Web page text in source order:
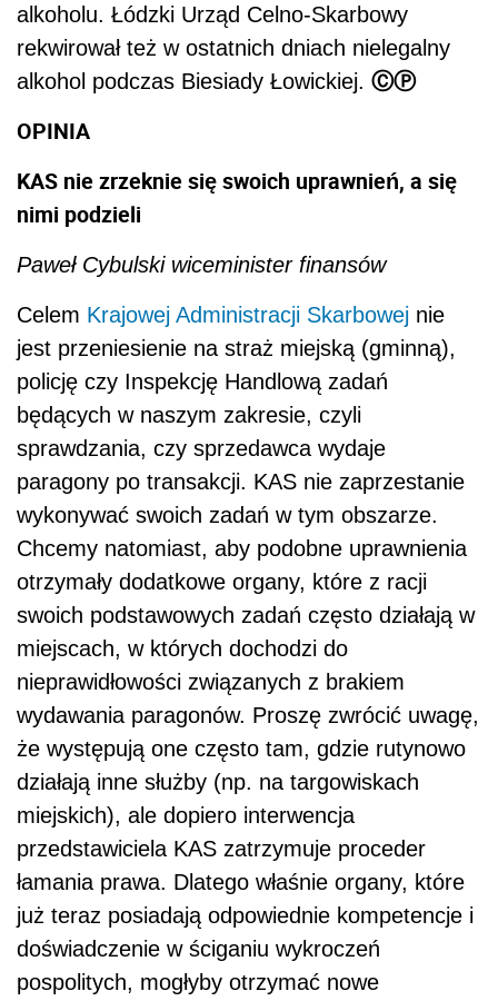
alkoholu. Łódzki Urząd Celno-Skarbowy
rekwirował też w ostatnich dniach nielegalny
alkohol podczas Biesiady Łowickiej. ⒸⓅ
OPINIA
KAS nie zrzeknie się swoich uprawnień, a się
nimi podzieli
Paweł Cybulski wiceminister finansów
Celem Krajowej Administracji Skarbowej nie
jest przeniesienie na straż miejską (gminną),
policję czy Inspekcję Handlową zadań
będących w naszym zakresie, czyli
sprawdzania, czy sprzedawca wydaje
paragony po transakcji. KAS nie zaprzestanie
wykonywać swoich zadań w tym obszarze.
Chcemy natomiast, aby podobne uprawnienia
otrzymały dodatkowe organy, które z racji
swoich podstawowych zadań często działają w
miejscach, w których dochodzi do
nieprawidłowości związanych z brakiem
wydawania paragonów. Proszę zwrócić uwagę,
że występują one często tam, gdzie rutynowo
działają inne służby (np. na targowiskach
miejskich), ale dopiero interwencja
przedstawiciela KAS zatrzymuje proceder
łamania prawa. Dlatego właśnie organy, które
już teraz posiadają odpowiednie kompetencje i
doświadczenie w ściganiu wykroczeń
pospolitych, mogłyby otrzymać nowe